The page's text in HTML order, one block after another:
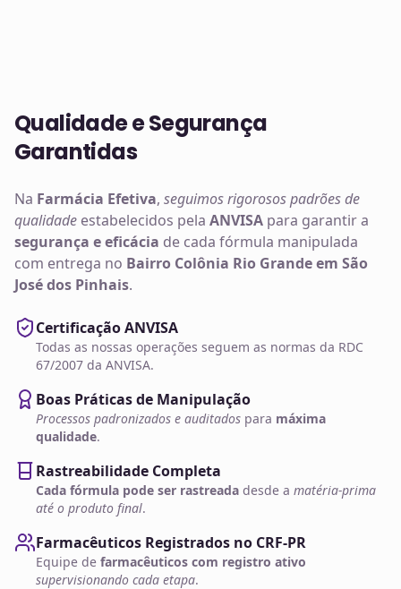
Qualidade e Segurança
Garantidas
Na Farmácia Efetiva, seguimos rigorosos padrões de
qualidade estabelecidos pela ANVISA para garantir a
segurança e eficácia de cada fórmula manipulada
com entrega no Bairro Colônia Rio Grande em São
José dos Pinhais.
Certificação ANVISA
Todas as nossas operações seguem as normas da RDC
67/2007 da ANVISA.
Boas Práticas de Manipulação
Processos padronizados e auditados para máxima
qualidade.
Rastreabilidade Completa
Cada fórmula pode ser rastreada desde a matéria-prima
até o produto final.
Farmacêuticos Registrados no CRF-PR
Equipe de farmacêuticos com registro ativo
supervisionando cada etapa.